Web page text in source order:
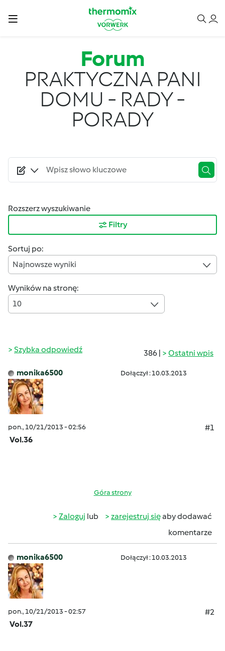
Forum
PRAKTYCZNA PANI
DOMU - RADY -
PORADY
Rozszerz wyszukiwanie
Filtry
Sortuj po:
Najnowsze wyniki
Wyników na stronę:
10
386 | Ostatni wpis
Szybka odpowiedź
monika6500 Dołączył : 10.03.2013
pon., 10/21/2013 - 02:56
#1
Vol.36
Góra strony
Zaloguj lub zarejestruj sięaby dodawać
komentarze
monika6500 Dołączył : 10.03.2013
pon., 10/21/2013 - 02:57
#2
Vol.37